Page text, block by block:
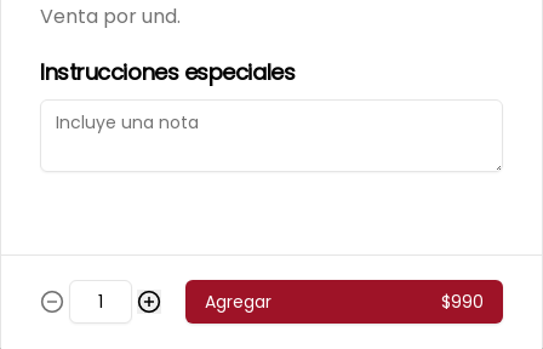
Mortadela Jamonada
Venta por und.
Instrucciones especiales
Agregar $990